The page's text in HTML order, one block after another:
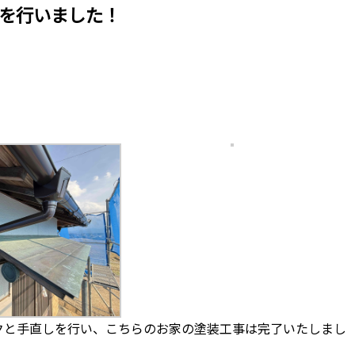
行いました！
手直しを行い、こちらのお家の塗装工事は完了いたしまし